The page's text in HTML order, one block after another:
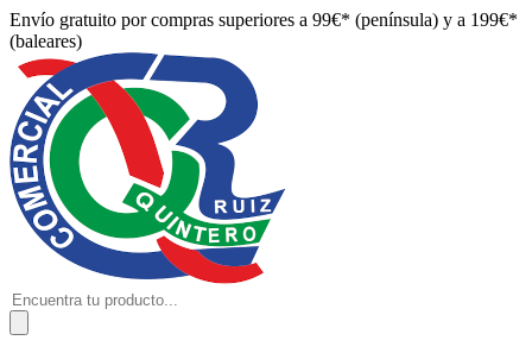
Envío gratuito por compras superiores a 99€* (península) y a 199€*
(baleares)